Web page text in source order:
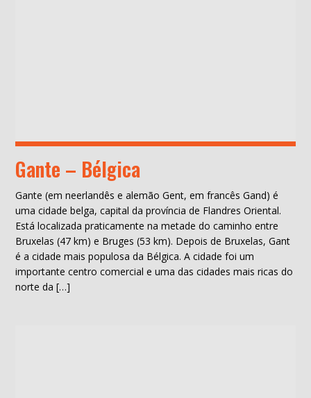
Gante – Bélgica
Gante (em neerlandês e alemão Gent, em francês Gand) é
uma cidade belga, capital da província de Flandres Oriental.
Está localizada praticamente na metade do caminho entre
Bruxelas (47 km) e Bruges (53 km). Depois de Bruxelas, Gant
é a cidade mais populosa da Bélgica. A cidade foi um
importante centro comercial e uma das cidades mais ricas do
norte da […]